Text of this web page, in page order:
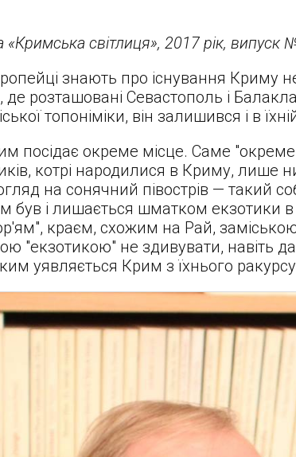
«Кримська світлиця», 2017 рік, випуск
знають про існування Криму
розташовані Севастополь і
топоніміки, він залишився і в
посідає окреме місце. Саме
котрі народилися в Криму, лише
на сонячний півострів — такий
був і лишається шматком екзотики в
краєм, схожим на Рай,
"екзотикою" не здивувати, навіть
уявляється Крим з їхнього